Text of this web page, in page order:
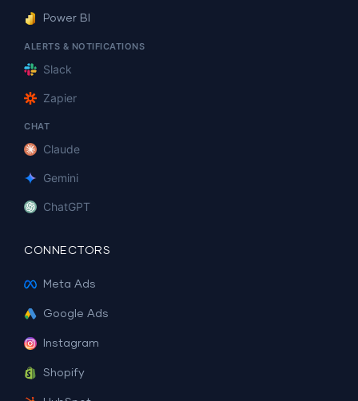
Power BI
ALERTS & NOTIFICATIONS
Slack
Zapier
CHAT
Claude
Gemini
ChatGPT
CONNECTORS
Meta Ads
Google Ads
Instagram
Shopify